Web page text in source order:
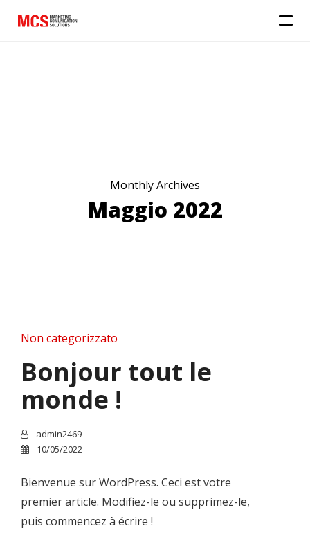
Monthly Archives
Maggio 2022
Non categorizzato
Bonjour tout le
monde !
admin2469
10/05/2022
Bienvenue sur WordPress. Ceci est votre
premier article. Modifiez-le ou supprimez-le,
puis commencez à écrire !